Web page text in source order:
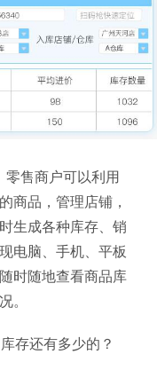
零售商户可以利用
商品，管理店铺，
生成各种库存、销
电脑、手机、平板
时随地查看商品库
。